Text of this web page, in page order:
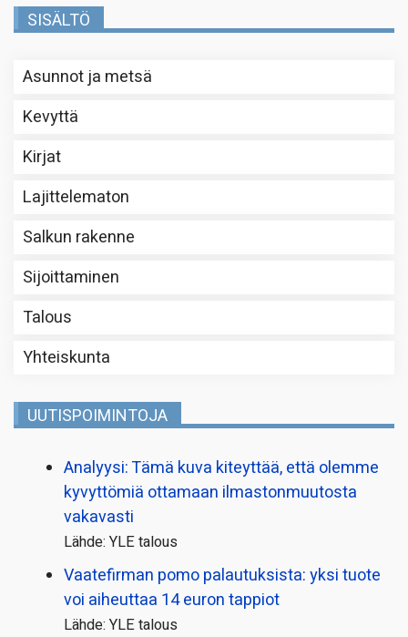
SISÄLTÖ
Asunnot ja metsä
Kevyttä
Kirjat
Lajittelematon
Salkun rakenne
Sijoittaminen
Talous
Yhteiskunta
UUTISPOIMINTOJA
Analyysi: Tämä kuva kiteyttää, että olemme
kyvyttömiä ottamaan ilmaston­muutosta
vakavasti
Lähde: YLE talous
Vaatefirman pomo palautuksista: yksi tuote
voi aiheuttaa 14 euron tappiot
Lähde: YLE talous